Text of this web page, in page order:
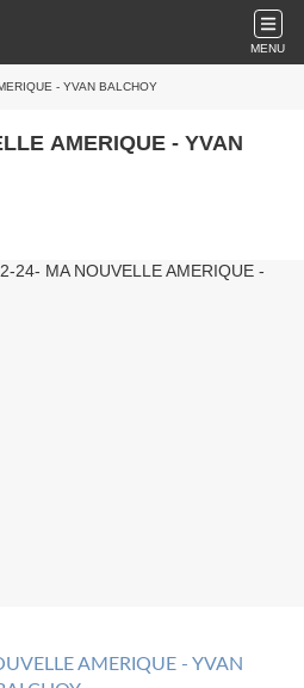
MENU
- YVAN BALCHOY
AMERIQUE - YVAN